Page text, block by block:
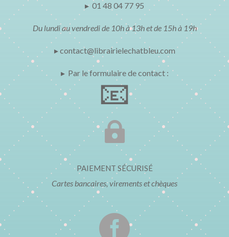
▸ 01 48 04 77 95
Du lundi au vendredi de 10h à 13h et de 15h à 19h
▸ contact@librairielechatbleu.com
▸ Par le formulaire de contact :
📧

PAIEMENT SÉCURISÉ
Cartes bancaires, virements et chèques
